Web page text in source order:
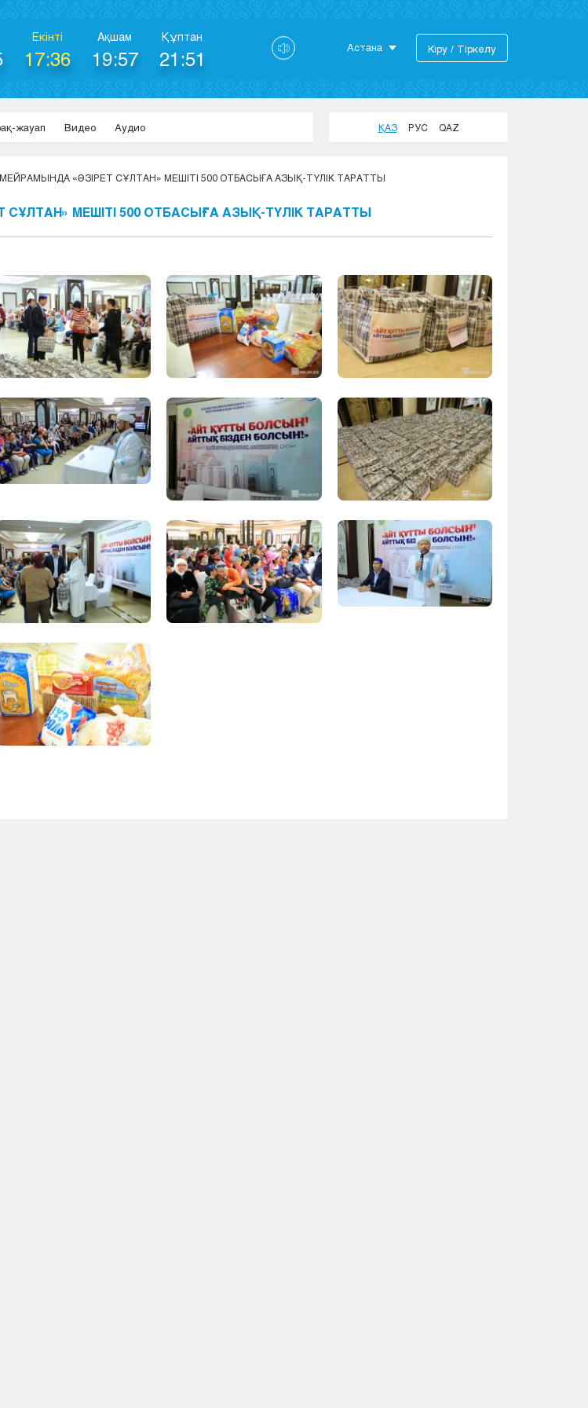
Екінті
17:36
Ақшам
19:57
Құптан
21:51 Астана
Актобе
Жезказган
Костанай
Павлодар
Петропавловск
Семей
Талдыкорган
Тараз
Туркестан
Усть-Каменогорск
Шымкент
Кіру / Тіркелу
жауап Видео Аудио ҚАЗ РУС QAZ
«ӘЗІРЕТ СҰЛТАН» МЕШІТІ 500 ОТБАСЫҒА АЗЫҚ-ТҮЛІК ТАРАТТЫ
МЕШІТІ 500 ОТБАСЫҒА АЗЫҚ-ТҮЛІК ТАРАТТЫ